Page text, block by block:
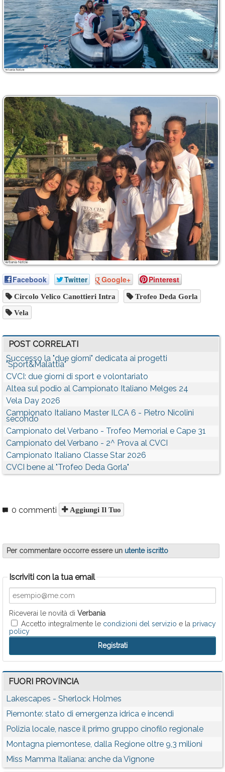
Facebook Twitter Google+ Pinterest
Circolo Velico Canottieri Intra Trofeo Deda Gorla
Vela
POST CORRELATI
Successo la "due giorni" dedicata ai progetti
"Sport&Malattia"
CVCI: due giorni di sport e volontariato
Altea sul podio al Campionato Italiano Melges 24
Vela Day 2026
Campionato Italiano Master ILCA 6 - Pietro Nicolini
secondo
Campionato del Verbano - Trofeo Memorial e Cape 31
Campionato del Verbano - 2^ Prova al CVCI
Campionato Italiano Classe Star 2026
CVCI bene al "Trofeo Deda Gorla"
0 commenti Aggiungi Il Tuo
Per commentare occorre essere un utente iscritto
Iscriviti con la tua email
Riceverai le novità di Verbania
Accetto integralmente le condizioni del servizio e la privacy
policy
FUORI PROVINCIA
Lakescapes - Sherlock Holmes
Piemonte: stato di emergenza idrica e incendi
Polizia locale, nasce il primo gruppo cinofilo regionale
Montagna piemontese, dalla Regione oltre 9,3 milioni
Miss Mamma Italiana: anche da Vignone